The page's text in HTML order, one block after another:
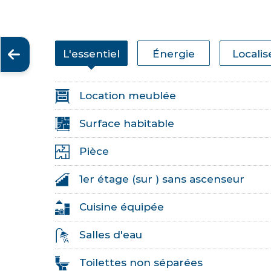
L'essentiel Énergie
Location meublée
Surface habitable
Pièce
1er étage (sur ) sans ascenseur
Cuisine équipée
Salles d'eau
Toilettes non séparées